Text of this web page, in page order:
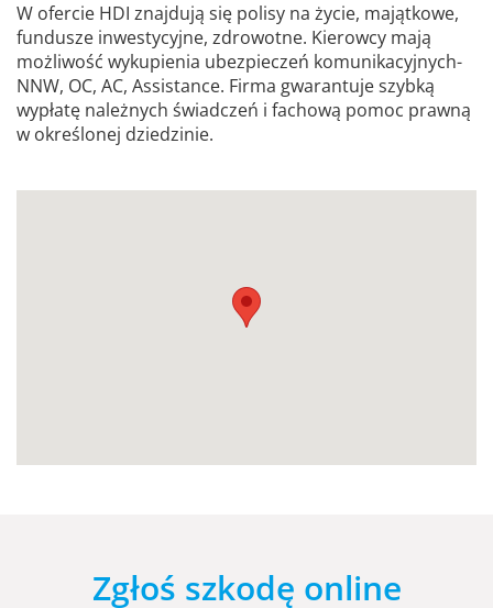
W ofercie HDI znajdują się polisy na życie, majątkowe,
fundusze inwestycyjne, zdrowotne. Kierowcy mają
możliwość wykupienia ubezpieczeń komunikacyjnych-
NNW, OC, AC, Assistance. Firma gwarantuje szybką
wypłatę należnych świadczeń i fachową pomoc prawną
w określonej dziedzinie.
Zgłoś szkodę online